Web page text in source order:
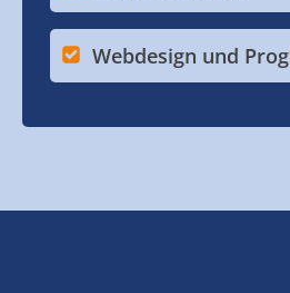
Webdesign und